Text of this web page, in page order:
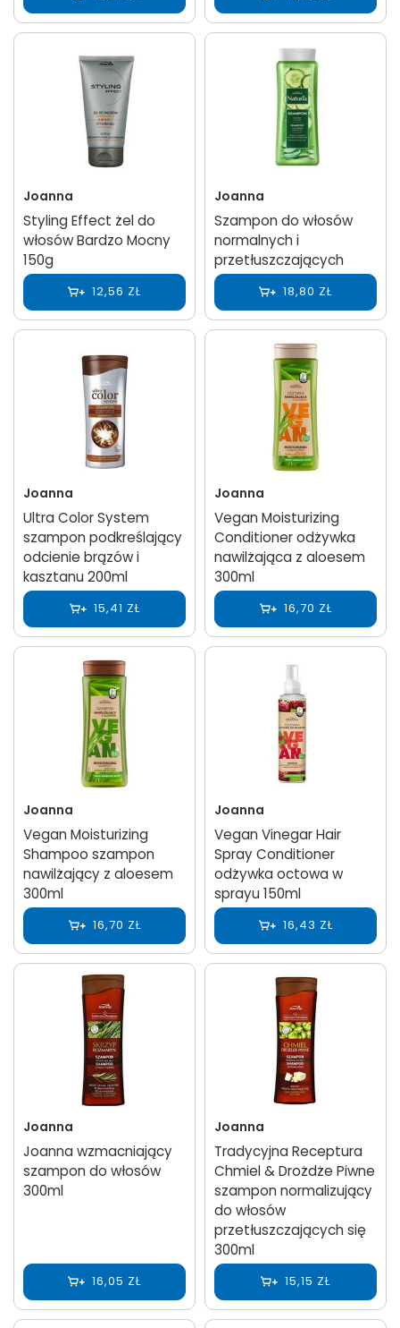
Joanna
Styling Effect żel do
włosów Bardzo Mocny
150g
12,56 ZŁ
Joanna
Szampon do włosów
normalnych i
przetłuszczających
18,80 ZŁ
Joanna
Ultra Color System
szampon podkreślający
odcienie brązów i
kasztanu 200ml
15,41 ZŁ
Joanna
Vegan Moisturizing
Conditioner odżywka
nawilżająca z aloesem
300ml
16,70 ZŁ
Joanna
Vegan Moisturizing
Shampoo szampon
nawilżający z aloesem
300ml
16,70 ZŁ
Joanna
Vegan Vinegar Hair
Spray Conditioner
odżywka octowa w
sprayu 150ml
16,43 ZŁ
Joanna
Joanna wzmacniający
szampon do włosów
300ml
16,05 ZŁ
Joanna
Tradycyjna Receptura
Chmiel & Drożdże Piwne
szampon normalizujący
do włosów
przetłuszczających się
300ml
15,15 ZŁ